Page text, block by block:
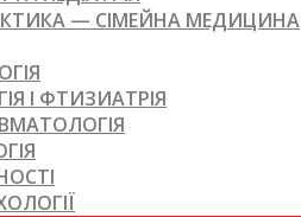
— СІМЕЙНА МЕДИЦИНА
І ФТИЗИАТРІЯ